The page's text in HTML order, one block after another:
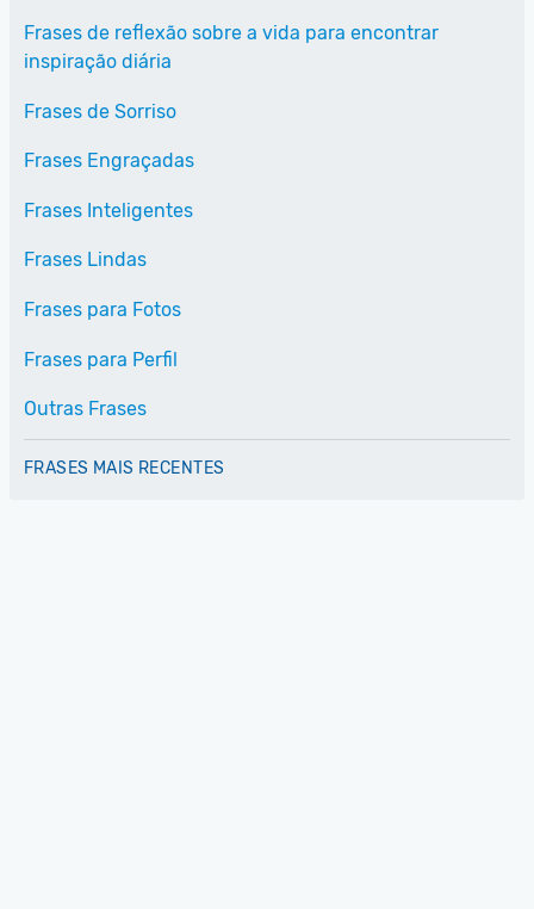
Frases de reflexão sobre a vida para encontrar
inspiração diária
Frases de Sorriso
Frases Engraçadas
Frases Inteligentes
Frases Lindas
Frases para Fotos
Frases para Perfil
Outras Frases
FRASES MAIS RECENTES